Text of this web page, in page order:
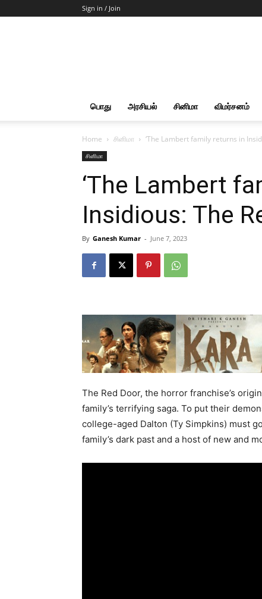
Sign in / Join
&
பொது அரசியல் சினிமா விமர்சனம்
Home சினிமா ‘The Lambert family returns in
சினிமா
‘The Lambert
Insidious: The
By Ganesh Kumar - June 7, 2023
The Red Door, the horror franchise’s
family’s terrifying saga. To put their
college-aged Dalton (Ty Simpkins) must
family’s dark past and a host of new and